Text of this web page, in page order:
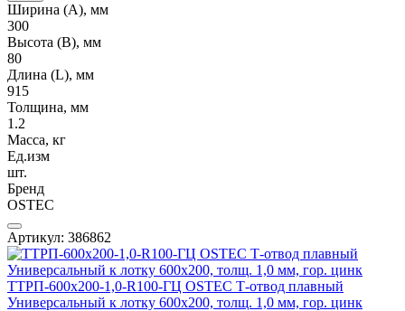
Ширина (А), мм
300
Высота (В), мм
80
Длина (L), мм
915
Толщина, мм
1.2
Масса, кг
Ед.изм
шт.
Бренд
OSTEC
Артикул: 386862
ТТРП-600х200-1,0-R100-ГЦ OSTEC Т-отвод плавный
Универсальный к лотку 600х200, толщ. 1,0 мм, гор. цинк